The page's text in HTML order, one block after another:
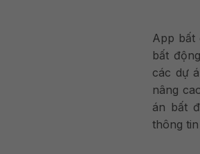
App bất
bất
các dự
nâng
án bất
thông